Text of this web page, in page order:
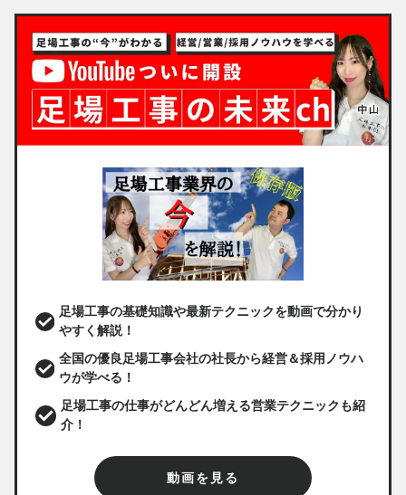
足場工事の基礎知識や最新テクニックを動画で分かり
やすく解説！
全国の優良足場工事会社の社長から経営＆採用ノウハ
ウが学べる！
足場工事の仕事がどんどん増える営業テクニックも紹
介！
動画を見る